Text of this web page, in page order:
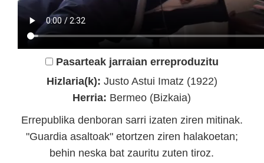
Pasarteak jarraian erreproduzitu
Hizlaria(k): Justo Astui Imatz (1922)
Herria: Bermeo (Bizkaia)
Errepublika denboran sarri izaten ziren mitinak.
"Guardia asaltoak" etortzen ziren halakoetan;
behin neska bat zauritu zuten tiroz.